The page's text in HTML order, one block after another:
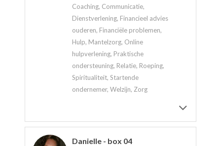
Coaching, Communicatie,
Dienstverlening, Financieel advies
ouderen, Financiële problemen,
Hulp, Mantelzorg, Online
hulpverlening, Praktische
ondersteuning, Relatie, Roeping,
Spiritualiteit, Startende
ondernemer, Welzijn, Zorg
Danielle - box 04